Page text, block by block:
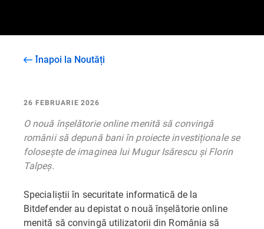
Înapoi la Noutăți
26 FEBRUARIE 2026
O nouă înșelătorie online menită să convingă
românii să depună bani în proiecte investiționale se
folosește de imaginea lui Mugur Isărescu și Florin
Talpeș.
Specialiștii în securitate informatică de la
Bitdefender au depistat o nouă înșelătorie online
menită să convingă utilizatorii din România să